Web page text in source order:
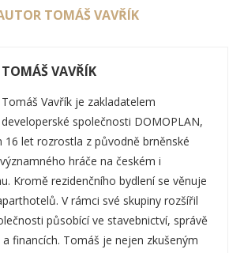
TOMÁŠ VAVŘÍK
TOMÁŠ VAVŘÍK
Tomáš Vavřík je zakladatelem
developerské společnosti DOMOPLAN,
16 let rozrostla z původně brněnské
hráče na českém i
Kromě rezidenčního bydlení se věnuje
V rámci své skupiny rozšířil
působící ve stavebnictví, správě
financích. Tomáš je nejen zkušeným